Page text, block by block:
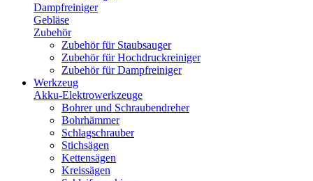
Dampfreiniger
Gebläse
Zubehör
Zubehör für Staubsauger
Zubehör für Hochdruckreiniger
Zubehör für Dampfreiniger
Werkzeug
Akku-Elektrowerkzeuge
Bohrer und Schraubendreher
Bohrhämmer
Schlagschrauber
Stichsägen
Kettensägen
Kreissägen